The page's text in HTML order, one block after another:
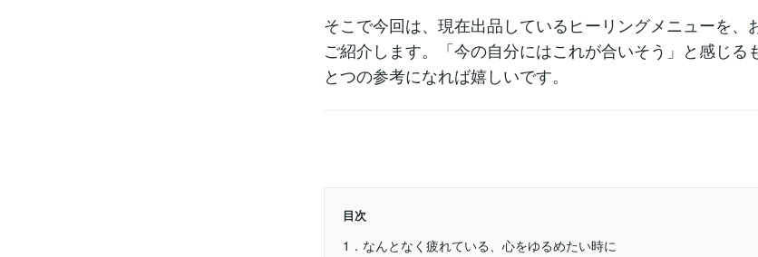
そこで今回は、現在出品しているヒーリングメニューを、
ご紹介します。「今の自分にはこれが合いそう」と感じる
とつの参考になれば嬉しいです。
目次
1．なんとなく疲れている、心をゆるめたい時に